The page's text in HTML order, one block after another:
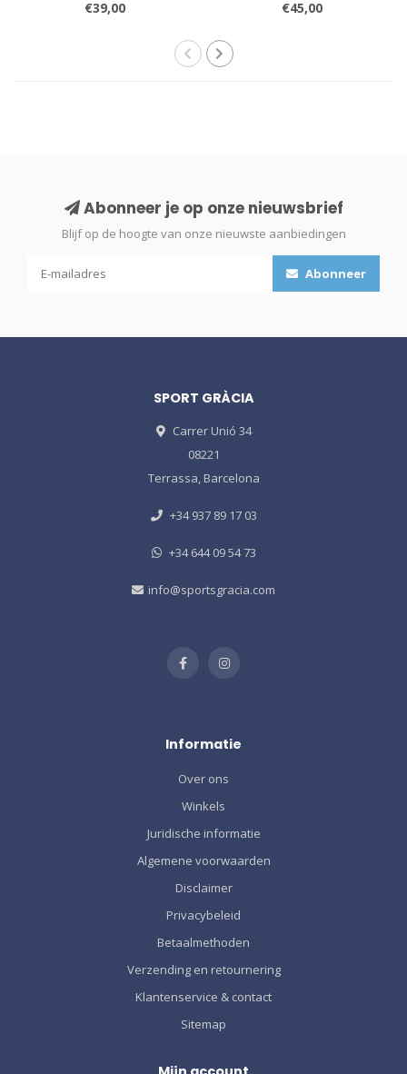
€39,00 €45,00
Abonneer je op onze nieuwsbrief
Blijf op de hoogte van onze nieuwste aanbiedingen
Abonneer
SPORT GRÀCIA
Carrer Unió 34
08221
Terrassa, Barcelona
+34 937 89 17 03
+34 644 09 54 73
info@sportsgracia.com
Informatie
Over ons
Winkels
Juridische informatie
Algemene voorwaarden
Disclaimer
Privacybeleid
Betaalmethoden
Verzending en retournering
Klantenservice & contact
Sitemap